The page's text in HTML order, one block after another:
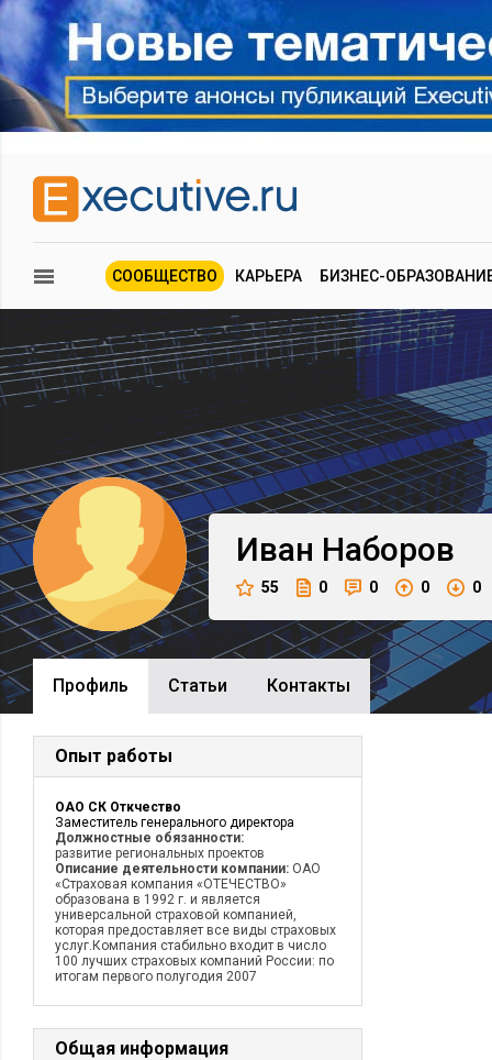
СООБЩЕСТВО КАРЬЕРА БИЗНЕС-
Иван Наборов
55 0 0 0 0
Профиль Cтатьи Контакты
Опыт работы
ОАО СК Откчество
Заместитель генерального директора
Должностные обязанности:
развитие региональных проектов
Описание деятельности компании: ОАО
«Страховая компания «ОТЕЧЕСТВО»
образована в 1992 г. и является
универсальной страховой компанией,
которая предоставляет все виды страховых
услуг.Компания стабильно входит в число
100 лучших страховых компаний России: по
итогам первого полугодия 2007
Общая информация